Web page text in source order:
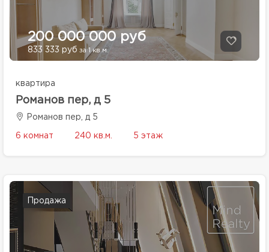
200 000 000 руб
833 333 руб за 1 кв.м.
квартира
Романов пер, д 5
Романов пер, д 5
6 комнат 240 кв.м. 5 этаж
Продажа